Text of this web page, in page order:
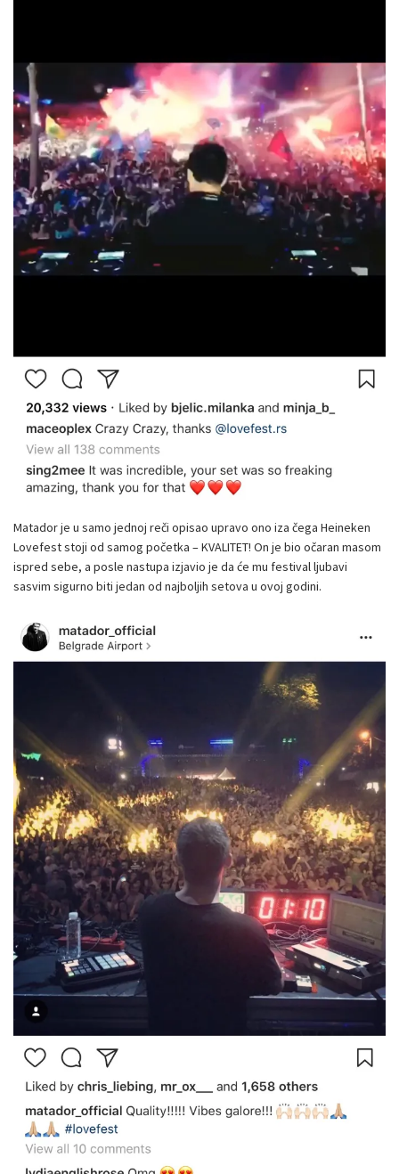
Matador je u samo jednoj reči opisao upravo ono iza čega Heineken
Lovefest stoji od samog početka – KVALITET! On je bio očaran masom
ispred sebe, a posle nastupa izjavio je da će mu festival ljubavi
sasvim sigurno biti jedan od najboljih setova u ovoj godini.